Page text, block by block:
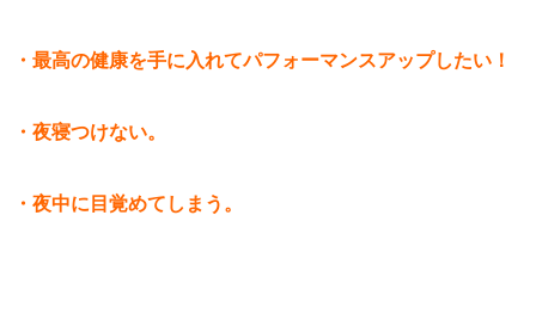
・最高の健康を手に入れてパフォーマンスアップしたい！
・夜寝つけない。
・夜中に目覚めてしまう。